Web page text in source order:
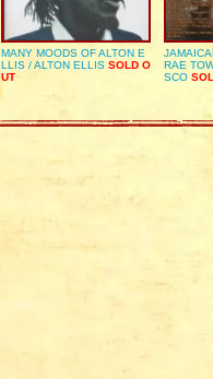
MANY MOODS OF ALTON E
LLIS / ALTON ELLIS SOLD O
UT
RAE
SCO